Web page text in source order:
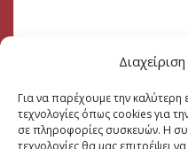
Για να παρέχουμε την καλύτερη
τεχνολογίες όπως cookies για
σε πληροφορίες συσκευών. Η
τεχνολογίες θα μας επιτρέψει